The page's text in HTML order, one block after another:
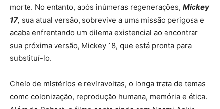
morte. No entanto, após inúmeras regenerações, Mickey
17, sua atual versão, sobrevive a uma missão perigosa e
acaba enfrentando um dilema existencial ao encontrar
sua próxima versão, Mickey 18, que está pronta para
substituí-lo.
Cheio de mistérios e reviravoltas, o longa trata de temas
como colonização, reprodução humana, memória e ética.